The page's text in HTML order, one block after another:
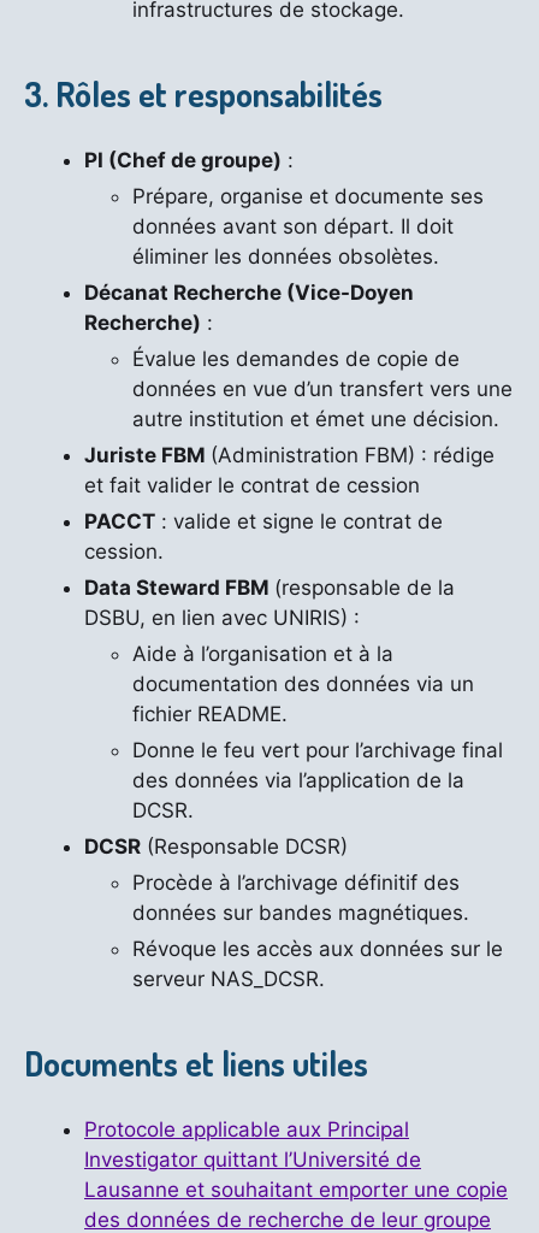
infrastructures de stockage.
3. Rôles et responsabilités
PI (Chef de groupe) :
Prépare, organise et documente ses
données avant son départ. Il doit
éliminer les données obsolètes.
Décanat Recherche (Vice-Doyen
Recherche) :
Évalue les demandes de copie de
données en vue d’un transfert vers une
autre institution et émet une décision.
Juriste FBM (Administration FBM) : rédige
et fait valider le contrat de cession
PACCT : valide et signe le contrat de
cession.
Data Steward FBM (responsable de la
DSBU, en lien avec UNIRIS) :
Aide à l’organisation et à la
documentation des données via un
fichier README.
Donne le feu vert pour l’archivage final
des données via l’application de la
DCSR.
DCSR (Responsable DCSR)
Procède à l’archivage définitif des
données sur bandes magnétiques.
Révoque les accès aux données sur le
serveur NAS_DCSR.
Documents et liens utiles
Protocole applicable aux Principal
Investigator quittant l’Université de
Lausanne et souhaitant emporter une copie
des données de recherche de leur groupe